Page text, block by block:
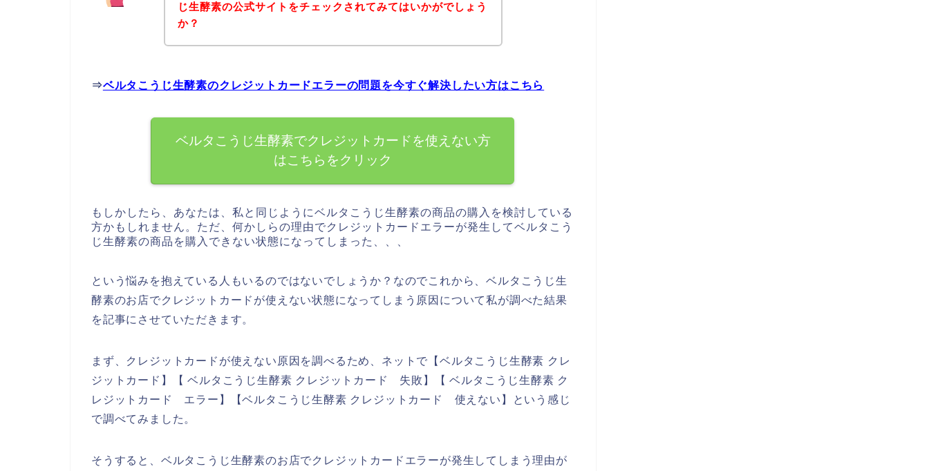
じ生酵素の公式サイトをチェックされてみてはいかがでしょう
か？
⇒ベルタこうじ生酵素のクレジットカードエラーの問題を今すぐ解決したい方はこちら
ベルタこうじ生酵素でクレジットカードを使えない方
はこちらをクリック
もしかしたら、あなたは、私と同じようにベルタこうじ生酵素の商品の購入を検討している
方かもしれません。ただ、何かしらの理由でクレジットカードエラーが発生してベルタこう
じ生酵素の商品を購入できない状態になってしまった、、、
という悩みを抱えている人もいるのではないでしょうか？なのでこれから、ベルタこうじ生
酵素のお店でクレジットカードが使えない状態になってしまう原因について私が調べた結果
を記事にさせていただきます。
まず、クレジットカードが使えない原因を調べるため、ネットで【ベルタこうじ生酵素 クレ
ジットカード】【 ベルタこうじ生酵素 クレジットカード 失敗】【 ベルタこうじ生酵素 ク
レジットカード エラー】【ベルタこうじ生酵素 クレジットカード 使えない】という感じ
で調べてみました。
そうすると、ベルタこうじ生酵素のお店でクレジットカードエラーが発生してしまう理由が